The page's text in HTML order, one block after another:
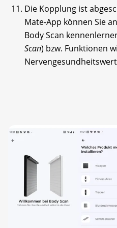
Die Kopplung ist
Mate-App können Sie
Body Scan
Scan) bzw. Funktionen